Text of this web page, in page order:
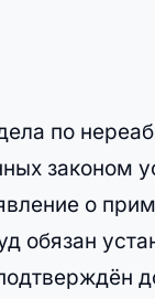
по
законом
о
обязан